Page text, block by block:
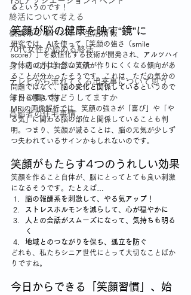
終活について考える
横浜市のイベント・生活情報
70代女性が始める終活
身体との付き合いかた
テレビから流れてくる出来事について思う
毎日の買い物どうしてますか
高齢者の住宅事情
る というのです！
笑顔が脳の健康を映す“鏡”に
研究では、AIを使って「笑顔の強さ（smile
score）」を数値化する技術が開発され、アルツハイ
マー病の方は自然な笑顔が作りにくくなる傾向があ
ることが分かったそうです。これは、ただの気分の
問題ではなく、脳の変化と関係している というので
すから驚きです。
MRIの画像解析では、笑顔の強さが「喜び」や「や
る気」に関わる脳の部位と関係していることも判
明。つまり、笑顔が減ることは、脳の元気が少しず
つ失われているサインかもしれないのです。
笑顔がもたらす4つのうれしい効果
笑顔を作ること自体が、脳にとってとても良い刺激
になるそうです。たとえば…
脳の報酬系を刺激して、やる気アップ！
ストレスホルモンを減らして、心が穏やかに
人との会話がスムーズになって、気持ちも明る
く
地域とのつながりを保ち、孤立を防ぐ
どれも、私たちシニア世代にとって大切なことばか
りですね。
今日からできる「笑顔習慣」、始